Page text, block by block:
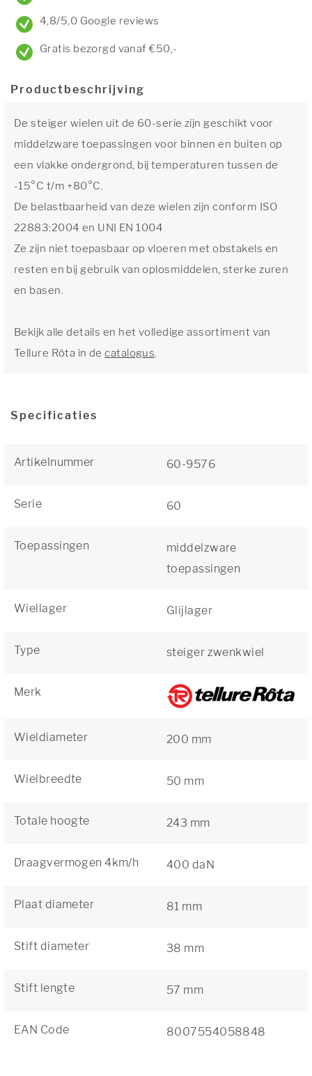
4,8/5,0 Google reviews
Gratis bezorgd vanaf €50,-
Productbeschrijving
De steiger wielen uit de 60-serie zijn geschikt voor
middelzware toepassingen voor binnen en buiten op
een vlakke ondergrond, bij temperaturen tussen de
-15°C t/m +80°C.
De belastbaarheid van deze wielen zijn conform ISO
22883:2004 en UNI EN 1004
Ze zijn niet toepasbaar op vloeren met obstakels en
resten en bij gebruik van oplosmiddelen, sterke zuren
en basen.
Bekijk alle details en het volledige assortiment van
Tellure Rôta in decatalogus.
Specificaties
Artikelnummer 60-9576
Serie 60
Toepassingen
middelzware
toepassingen
Wiellager Glijlager
Type steiger zwenkwiel
Merk
Wieldiameter 200 mm
Wielbreedte 50 mm
Totale hoogte 243 mm
Draagvermogen 4km/h 400 daN
Plaat diameter 81 mm
Stift diameter 38 mm
Stift lengte 57 mm
EAN Code 8007554058848